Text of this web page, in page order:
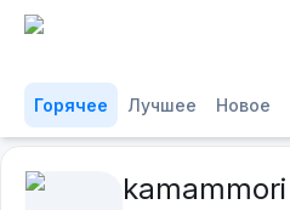
Горячее Лучшее Новое
kamammori